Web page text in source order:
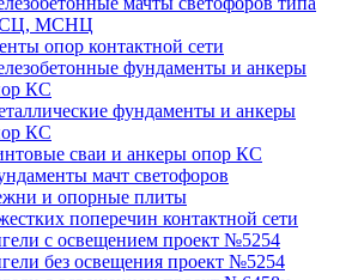
МСНЦ
опор контактной сети
фундаменты и анкеры
КС
фундаменты и анкеры
КС
сваи и анкеры опор КС
мачт светофоров
и опорные плиты
поперечин контактной сети
с освещением проект №5254
без освещения проект №5254